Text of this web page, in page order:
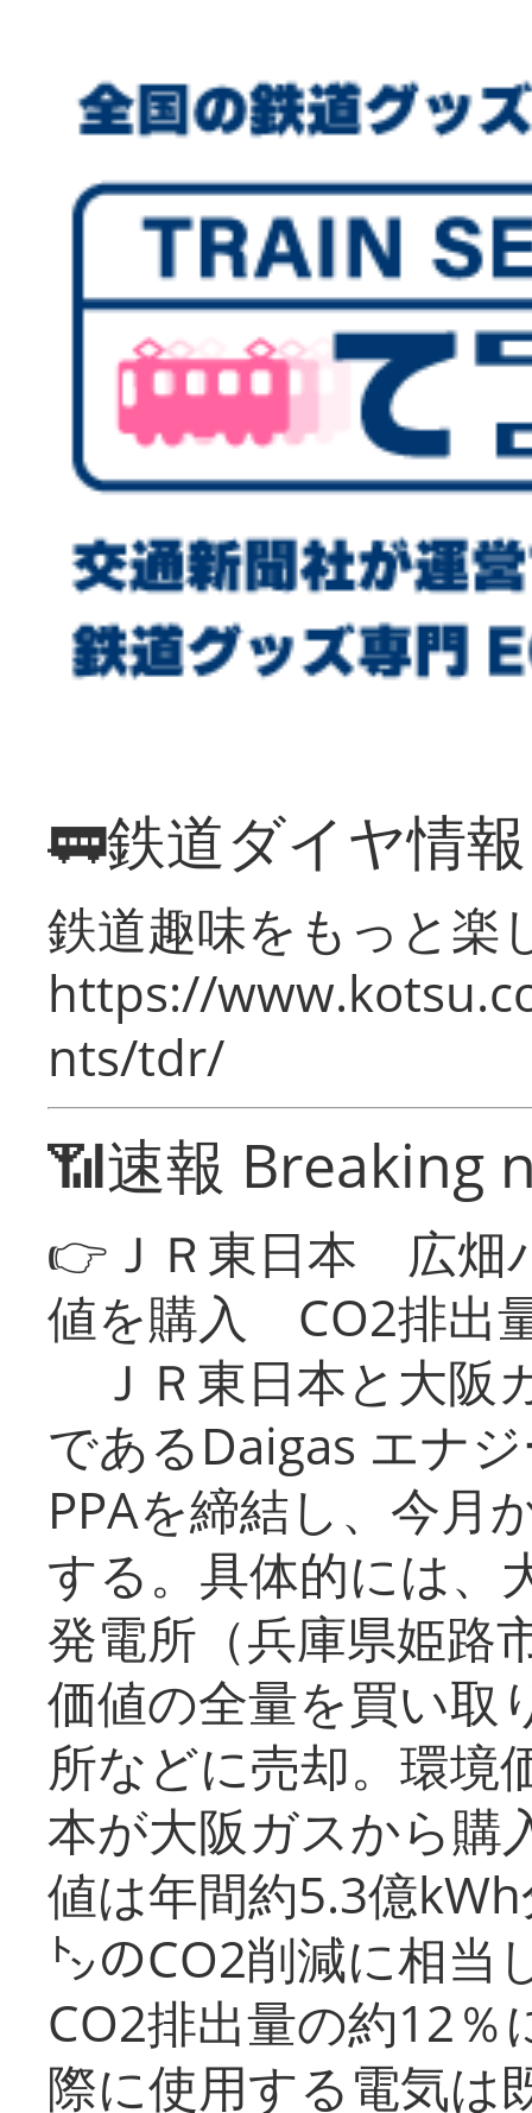
🚃鉄道ダイヤ情
鉄道趣味をもっと楽
https://
nts/tdr/
📶速報 Breaking
👉ＪＲ東日本 広畑
値を購入 CO2排出
ＪＲ東日本と大阪
であるDaigas エナ
PPAを締結し、今月
する。具体的には、
発電所（兵庫県姫路
価値の全量を買い取
所などに売却。環境
本が大阪ガスから購
値は年間約5.3億
㌧のCO2削減に相当
CO2排出量の約12％
際に使用する電気は